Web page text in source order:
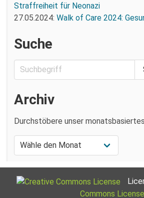
Straffreiheit für Neonazi
27.05.2024: Walk of Care 2024:
Suche
Archiv
Durchstöbere unser
Commons License